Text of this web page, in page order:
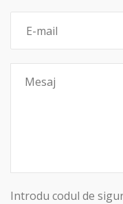
Introdu codul de